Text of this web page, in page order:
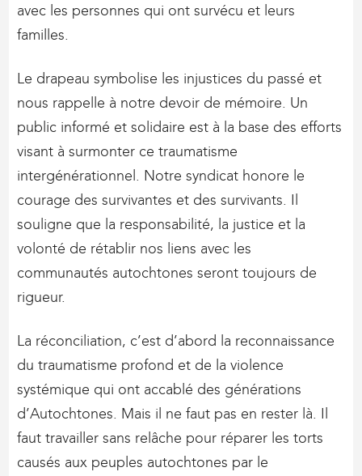
avec les personnes qui ont survécu et leurs
familles.
Le drapeau symbolise les injustices du passé et
nous rappelle à notre devoir de mémoire. Un
public informé et solidaire est à la base des efforts
visant à surmonter ce traumatisme
intergénérationnel. Notre syndicat honore le
courage des survivantes et des survivants. Il
souligne que la responsabilité, la justice et la
volonté de rétablir nos liens avec les
communautés autochtones seront toujours de
rigueur.
La réconciliation, c’est d’abord la reconnaissance
du traumatisme profond et de la violence
systémique qui ont accablé des générations
d’Autochtones. Mais il ne faut pas en rester là. Il
faut travailler sans relâche pour réparer les torts
causés aux peuples autochtones par le